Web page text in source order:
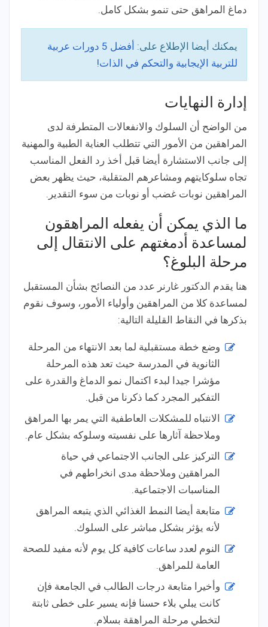
دماغ المراهق حتى تنمو بشكل كامل.
يمكنك أيضا الإطلاع على:
أفضل 5 دورات عربية
للتربية الإيجابية والتحكم في الذات!
إدارة النهايات
من الواضح أن السلوك والانفعالات المتطرفة لدى
المراهقين من الأمور التي تتطلب العناية الطبية والمهنية
إلى جانب الاستشارة أيضا قبل أخذ رد الفعل المناسب
تجاه سلوكايتهم ومشاعرهم المتقلبة، حيث يظهر بعض
المراهقين نوبات غضب أو نوبات من سوء التقدير.
ما الذي يمكن أن يفعله المراهقون
لمساعدة أدمغتهم على الانتقال إلى
مرحلة البلوغ؟
هنا يقدم الدكتور غارنر عدد من النصائح بشأن المستقبل
لمساعدة كلا من المراهقين وأولياء الأمور، وسوف نقوم
بذكرها في النقاط القليلة التالية:
وضع خطة مستقبلية لما بعد الانتهاء من المرحلة
الثانوية في المدرسة حيث تعد هذه المرحلة
مؤشرا جيدا لبدء اكتمال نمو الدماغ والقدرة على
التفكير المجرد كما ذكرنا من قبل.
الانتباه للمشكلات العاطفية التي يمر بها المراهق
وملاحظة آثارها على نفسيته وسلوكه بشكل عام.
التركيز على الجانب الاجتماعي في حياة
المراهقين وملاحظة مدى انخراطهم في
المناسبات الاجتماعية.
متابعة أيضا النمط الغذائي الذي يتبعه المراهق
لأنه يؤثر بشكل مباشر على السلوك.
النوم لعدد ساعات كافية كل يوم لأنه مفيد للصحة
العامة للمراهق.
وأخيرا متابعة درجات الطالب في الجامعة فإن
كانت يبلي بلاء حسنا فإنه يسير على خطى ثابتة
لتخطي مرحلة المراهقة بسلام.